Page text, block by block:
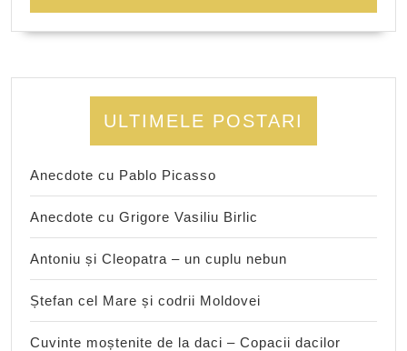
ULTIMELE POSTARI
Anecdote cu Pablo Picasso
Anecdote cu Grigore Vasiliu Birlic
Antoniu și Cleopatra – un cuplu nebun
Ștefan cel Mare și codrii Moldovei
Cuvinte moștenite de la daci – Copacii dacilor